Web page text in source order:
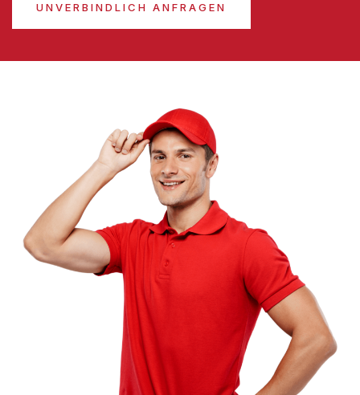
UNVERBINDLICH ANFRAGEN